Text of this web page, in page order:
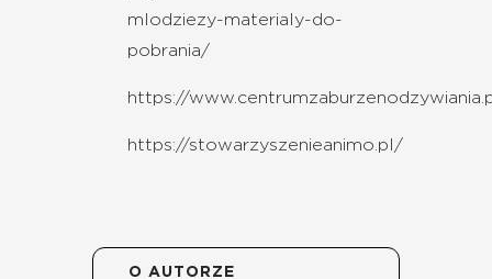
mlodziezy-materialy-do-
pobrania/
https://
https://stowarzyszenieanimo.pl/
O AUTORZE